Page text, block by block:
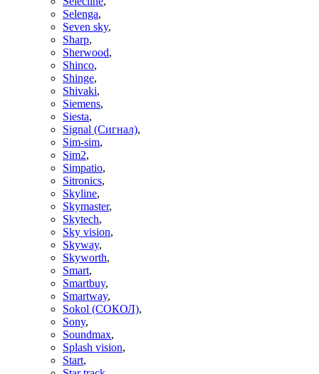
Selenga,
Seven sky,
Sharp,
Sherwood,
Shinco,
Shinge,
Shivaki,
Siemens,
Siesta,
Signal (Сигнал),
Sim-sim,
Sim2,
Simpatio,
Sitronics,
Skyline,
Skymaster,
Skytech,
Sky vision,
Skyway,
Skyworth,
Smart,
Smartbuy,
Smartway,
Sokol (СОКОЛ),
Sony,
Soundmax,
Splash vision,
Start,